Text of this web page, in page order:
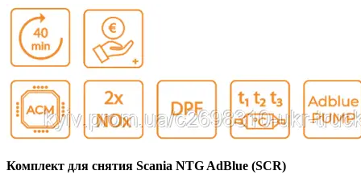
Комплект для снятия Scania NTG AdBlue (SCR)